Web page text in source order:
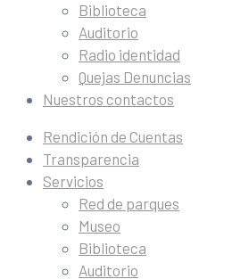
Biblioteca
Auditorio
Radio identidad
Quejas Denuncias
Nuestros contactos
Rendición de Cuentas
Transparencia
Servicios
Red de parques
Museo
Biblioteca
Auditorio